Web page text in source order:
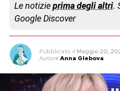
Le notizieprima degli altri.
Google Discover
Pubblicato il Maggio 20,
Autore Anna Glebova